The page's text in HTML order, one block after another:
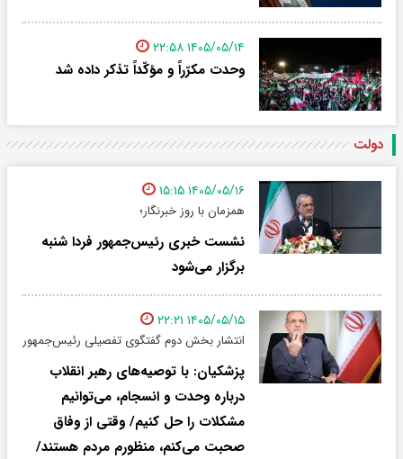
۱۴۰۵/۰۵/۱۴ ۲۲:۵۸
وحدت مکرّراً و مؤکّداً تذکر داده شد
دولت
۱۴۰۵/۰۵/۱۶ ۱۵:۱۵
همزمان با روز خبرنگار؛
نشست خبری رئیس‌جمهور فردا شنبه
برگزار می‌شود
۱۴۰۵/۰۵/۱۵ ۲۲:۲۱
انتشار بخش دوم گفتگوی تفصیلی رئیس‌جمهور
پزشکیان: با توصیه‌های رهبر انقلاب
درباره وحدت و انسجام، می‌توانیم
مشکلات را حل کنیم/ وقتی از وفاق
صحبت می‌کنم، منظورم مردم هستند/